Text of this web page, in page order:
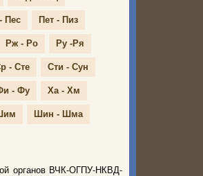
Пес Пет - Пиз
Рж - Ро Ру -Ря
- Сте Сти - Сун
- Фу Ха - Хм
Шин - Шма
органов ВЧК-ОГПУ-НКВД-